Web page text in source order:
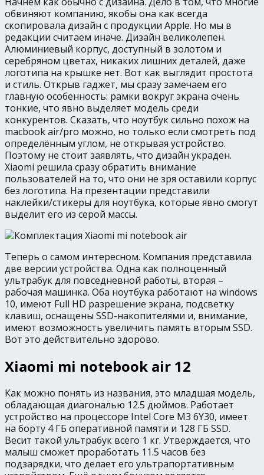
обвиняют компанию, якобы она как всегда
скопировала дизайн с продукции Apple. Но мы в
редакции считаем иначе. Дизайн великолепен.
Алюминиевый корпус, доступный в золотом и
серебряном цветах, никаких лишних деталей, даже
логотипа на крышке нет. Вот как выглядит простота
и стиль. Открыв гаджет, мы сразу замечаем его
главную особенность: рамки вокруг экрана очень
тонкие, что явно выделяет модель среди
конкурентов. Сказать, что ноутбук сильно похож на
macbook air/pro можно, но только если смотреть под
определённым углом, не открывая устройство.
Поэтому не стоит заявлять, что дизайн украден.
Xiaomi решила сразу обратить внимание
пользователей на то, что они не зря оставили корпус
без логотипа. На презентации представили
наклейки/стикеры для ноутбука, которые явно смогут
выделит его из серой массы.
Теперь о самом интересном. Компания представила
две версии устройства. Одна как полноценный
ультрабук для повседневной работы, вторая –
рабочая машинка. Оба ноутбука работают на windows
10, имеют Full HD разрешение экрана, подсветку
клавиш, оснащены SSD-накопителями и, внимание,
имеют возможность увеличить память вторым SSD.
Вот это действительно здорово.
Xiaomi mi notebook air 12
Как можно понять из названия, это младшая модель,
обладающая диагональю 12.5 дюймов. Работает
устройство на процессоре Intel Core M3 6Y30, имеет
на борту 4 ГБ оперативной памяти и 128 ГБ SSD.
Весит такой ультрабук всего 1 кг. Утверждается, что
малыш сможет проработать 11.5 часов без
подзарядки, что делает его ультрапортативным